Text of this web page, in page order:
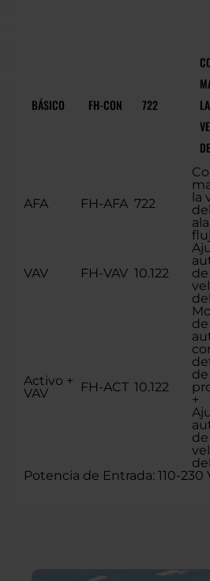
BÁSICO FH-CON 722
LA
AFA FH-AFA 722
la
VAV FH-VAV 10.122
de
Activo +
VAV
FH-ACT 10.122
de
+
de
Potencia de Entrada: 110-230